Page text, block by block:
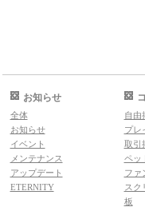
お知らせ
全体
お知らせ
イベント
メンテナンス
アップデート
ETERNITY
自由
プレ
取引
ペッ
ファ
スク
板